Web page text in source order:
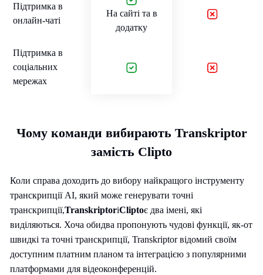
Підтримка в
онлайн-чаті
На сайті та в
додатку
Підтримка в
соціальних
мережах
Чому команди вибирають Transkriptor
замість Clipto
Коли справа доходить до вибору найкращого інструменту
транскрипції AI, який може генерувати точні
транскрипції,TranskriptorіCliptoє два імені, які
виділяються. Хоча обидва пропонують чудові функції, як-от
швидкі та точні транскрипції, Transkriptor відомий своїм
доступним платним планом та інтеграцією з популярними
платформами для відеоконференцій.